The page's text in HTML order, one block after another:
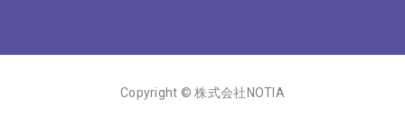
Copyright © 株式会社NOTIA